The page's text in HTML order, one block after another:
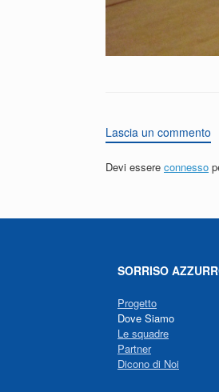
Lascia un commento
Devi essere connesso
SORRISO
Progetto
Dove Siamo
Le squadre
Partner
Dicono di Noi